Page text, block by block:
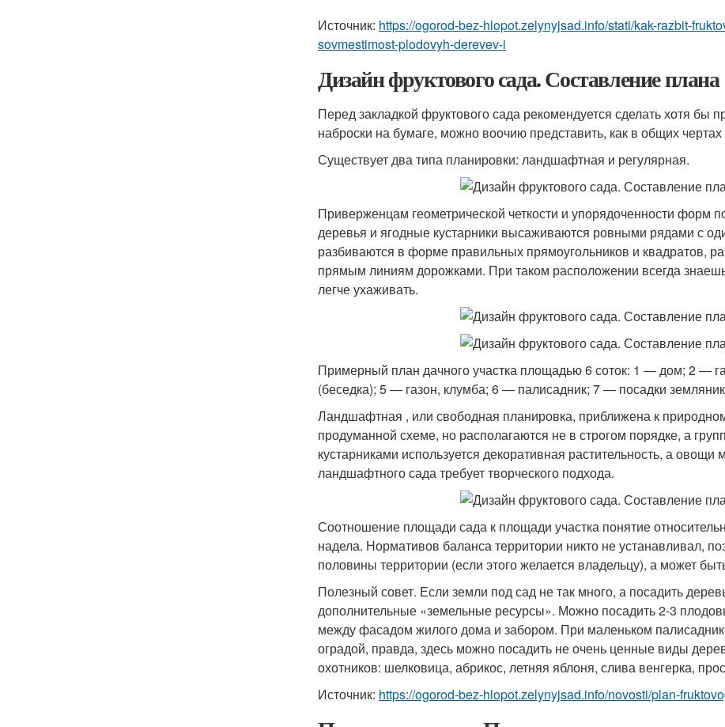
Источник: https://ogorod-bez-hlopot.zelynyjsad.info/stati/kak-razbit-
sovmestimost-plodovyh-derevev-i
Дизайн фруктового сада. Составление плана
Перед закладкой фруктового сада рекомендуется сделать хотя
наброски на бумаге, можно воочию представить, как в общих чертах
Существует два типа планировки: ландшафтная и регулярная.
Приверженцам геометрической четкости и упорядоченности форм
деревья и ягодные кустарники высаживаются ровными рядами с
разбиваются в форме правильных прямоугольников и квадратов,
прямым линиям дорожками. При таком расположении всегда
легче ухаживать.
Примерный план дачного участка площадью 6 соток: 1 — дом; 2 —
(беседка); 5 — газон, клумба; 6 — палисадник; 7 — посадки
Ландшафтная , или свободная планировка, приближена к
продуманной схеме, но располагаются не в строгом порядке, а
кустарниками используется декоративная растительность, а
ландшафтного сада требует творческого подхода.
Соотношение площади сада к площади участка понятие
надела. Нормативов баланса территории никто не устанавливал,
половины территории (если этого желается владельцу), а может
Полезный совет. Если земли под сад не так много, а посадить
дополнительные «земельные ресурсы». Можно посадить 2-3
между фасадом жилого дома и забором. При маленьком
оградой, правда, здесь можно посадить не очень ценные виды
охотников: шелковица, абрикос, летняя яблоня, слива венгерка,
Источник: https://ogorod-bez-hlopot.zelynyjsad.info/novosti/plan-